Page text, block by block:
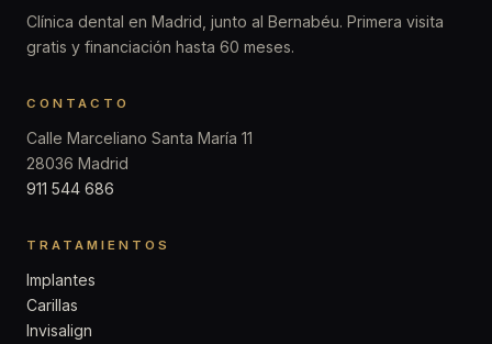
Clínica dental en Madrid, junto al Bernabéu. Primera visita
gratis y financiación hasta 60 meses.
CONTACTO
Calle Marceliano Santa María 11
28036 Madrid
911 544 686
TRATAMIENTOS
Implantes
Carillas
Invisalign